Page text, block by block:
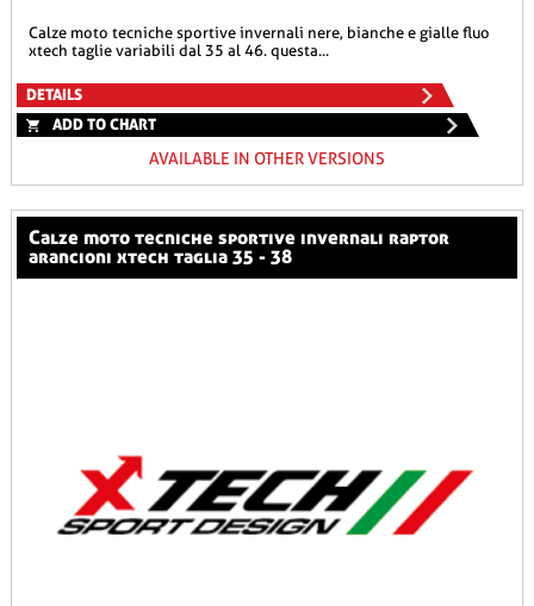
calze moto tecniche sportive invernali nere, bianche e gialle fluo
xtech taglie variabili dal 35 al 46. questa...
DETAILS
ADD TO CHART
AVAILABLE IN OTHER VERSIONS
calze moto tecniche sportive invernali raptor
arancioni xtech taglia 35 - 38